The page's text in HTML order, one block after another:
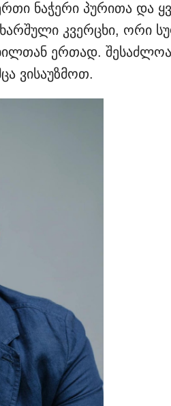
ნაჭერი პურითა და
კვერცხი, ორი
ერთად.
ვისაუზმოთ.